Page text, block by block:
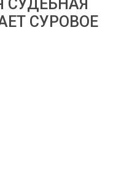
СУДЕБНАЯ
СУРОВОЕ